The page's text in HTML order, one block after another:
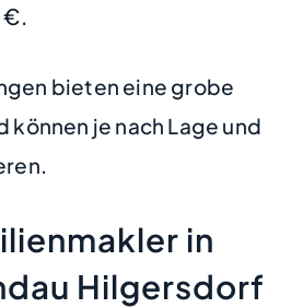
bieten eine grobe
können je nach Lage und
in
Hilgersdorf